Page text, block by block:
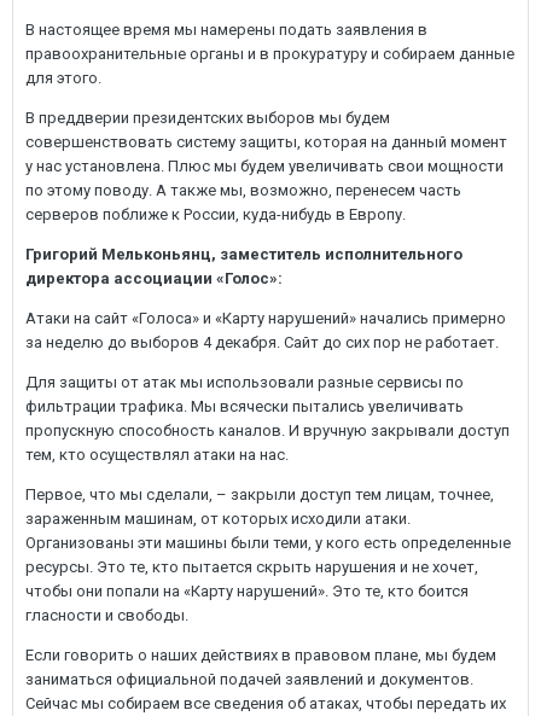
В настоящее время мы намерены подать заявления в
правоохранительные органы и в прокуратуру и собираем данные
для этого.
В преддверии президентских выборов мы будем
совершенствовать систему защиты, которая на данный момент
у нас установлена. Плюс мы будем увеличивать свои мощности
по этому поводу. А также мы, возможно, перенесем часть
серверов поближе к России, куда-нибудь в Европу.
Григорий Мельконьянц, заместитель исполнительного
директора ассоциации «Голос»:
Атаки на сайт «Голоса» и «Карту нарушений» начались примерно
за неделю до выборов 4 декабря. Сайт до сих пор не работает.
Для защиты от атак мы использовали разные сервисы по
фильтрации трафика. Мы всячески пытались увеличивать
пропускную способность каналов. И вручную закрывали доступ
тем, кто осуществлял атаки на нас.
Первое, что мы сделали, – закрыли доступ тем лицам, точнее,
зараженным машинам, от которых исходили атаки.
Организованы эти машины были теми, у кого есть определенные
ресурсы. Это те, кто пытается скрыть нарушения и не хочет,
чтобы они попали на «Карту нарушений». Это те, кто боится
гласности и свободы.
Если говорить о наших действиях в правовом плане, мы будем
заниматься официальной подачей заявлений и документов.
Сейчас мы собираем все сведения об атаках, чтобы передать их